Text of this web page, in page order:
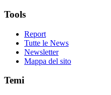
Tools
Report
Tutte le News
Newsletter
Mappa del sito
Temi